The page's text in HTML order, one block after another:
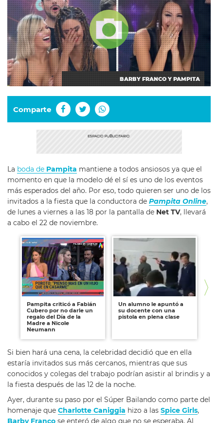
BARBY FRANCO Y PAMPITA
Comparte
La boda de Pampita mantiene a todos ansiosos ya que el
momento en que la modelo dé el sí es uno de los eventos
más esperados del año. Por eso, todo quieren ser uno de los
invitados a la fiesta que la conductora de Pampita Online,
de lunes a viernes a las 18 por la pantalla de Net TV, llevará
a cabo el 22 de noviembre.
Pampita criticó a Fabián
Cubero por no darle un
regalo del Día de la
Madre a Nicole
Neumann
Un alumno le apuntó a
su docente con una
pistola en plena clase
Si bien hará una cena, la celebridad decidió que en ella
estaría invitados sus más cercanos, mientras que sus
conocidos y colegas del trabajo podrían asistir al brindis y a
la fiesta después de las 12 de la noche.
Ayer, durante su paso por el Súper Bailando como parte del
homenaje que Charlotte Caniggia hizo a las Spice Girls,
Barby Franco se enteró de algo que no se esperaba. Al